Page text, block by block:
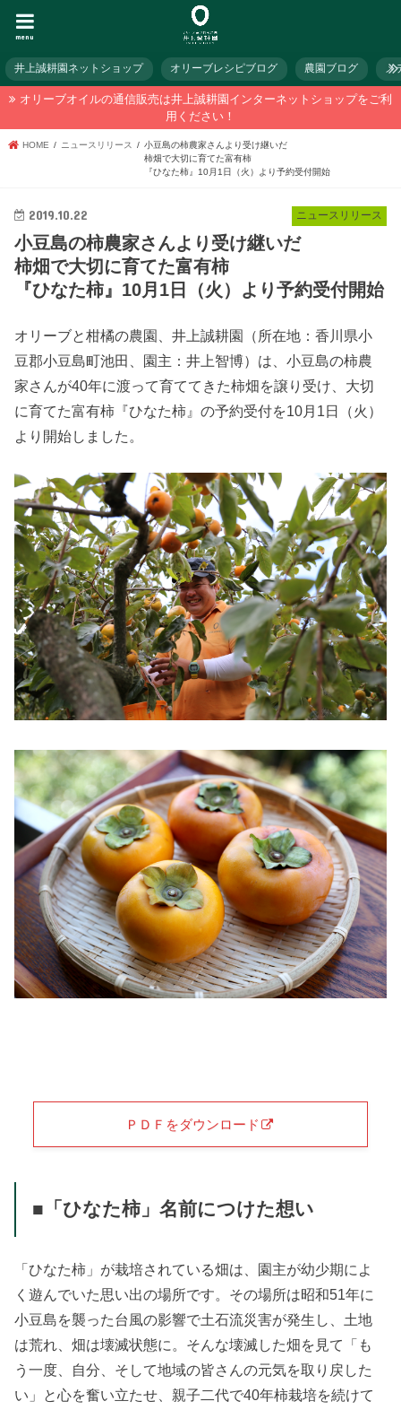
menu
井上誠耕園ネットショップ オリーブレシピブログ 農園ブログ メ
オリーブオイルの通信販売は井上誠耕園インターネットショップをご利
用ください！
HOME ニュースリリース
小豆島の柿農家さんより受け継いだ
柿畑で大切に育てた富有柿
『ひなた柿』10月1日（火）より予約受付開始
ニュースリリース
2019.10.22
小豆島の柿農家さんより受け継いだ
柿畑で大切に育てた富有柿
『ひなた柿』10月1日（火）より予約受付開始
オリーブと柑橘の農園、井上誠耕園（所在地：香川県小
豆郡小豆島町池田、園主：井上智博）は、小豆島の柿農
家さんが40年に渡って育ててきた柿畑を譲り受け、大切
に育てた富有柿『ひなた柿』の予約受付を10月1日（火）
より開始しました。
ＰＤＦをダウンロード
■「ひなた柿」名前につけた想い
「ひなた柿」が栽培されている畑は、園主が幼少期によ
く遊んでいた思い出の場所です。その場所は昭和51年に
小豆島を襲った台風の影響で土石流災害が発生し、土地
は荒れ、畑は壊滅状態に。そんな壊滅した畑を見て「も
う一度、自分、そして地域の皆さんの元気を取り戻した
い」と心を奮い立たせ、親子二代で40年柿栽培を続けて